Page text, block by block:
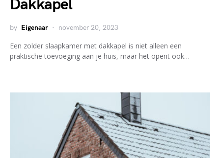
Dakkapel
by Eigenaar november 20, 2023
Een zolder slaapkamer met dakkapel is niet alleen een
praktische toevoeging aan je huis, maar het opent ook…